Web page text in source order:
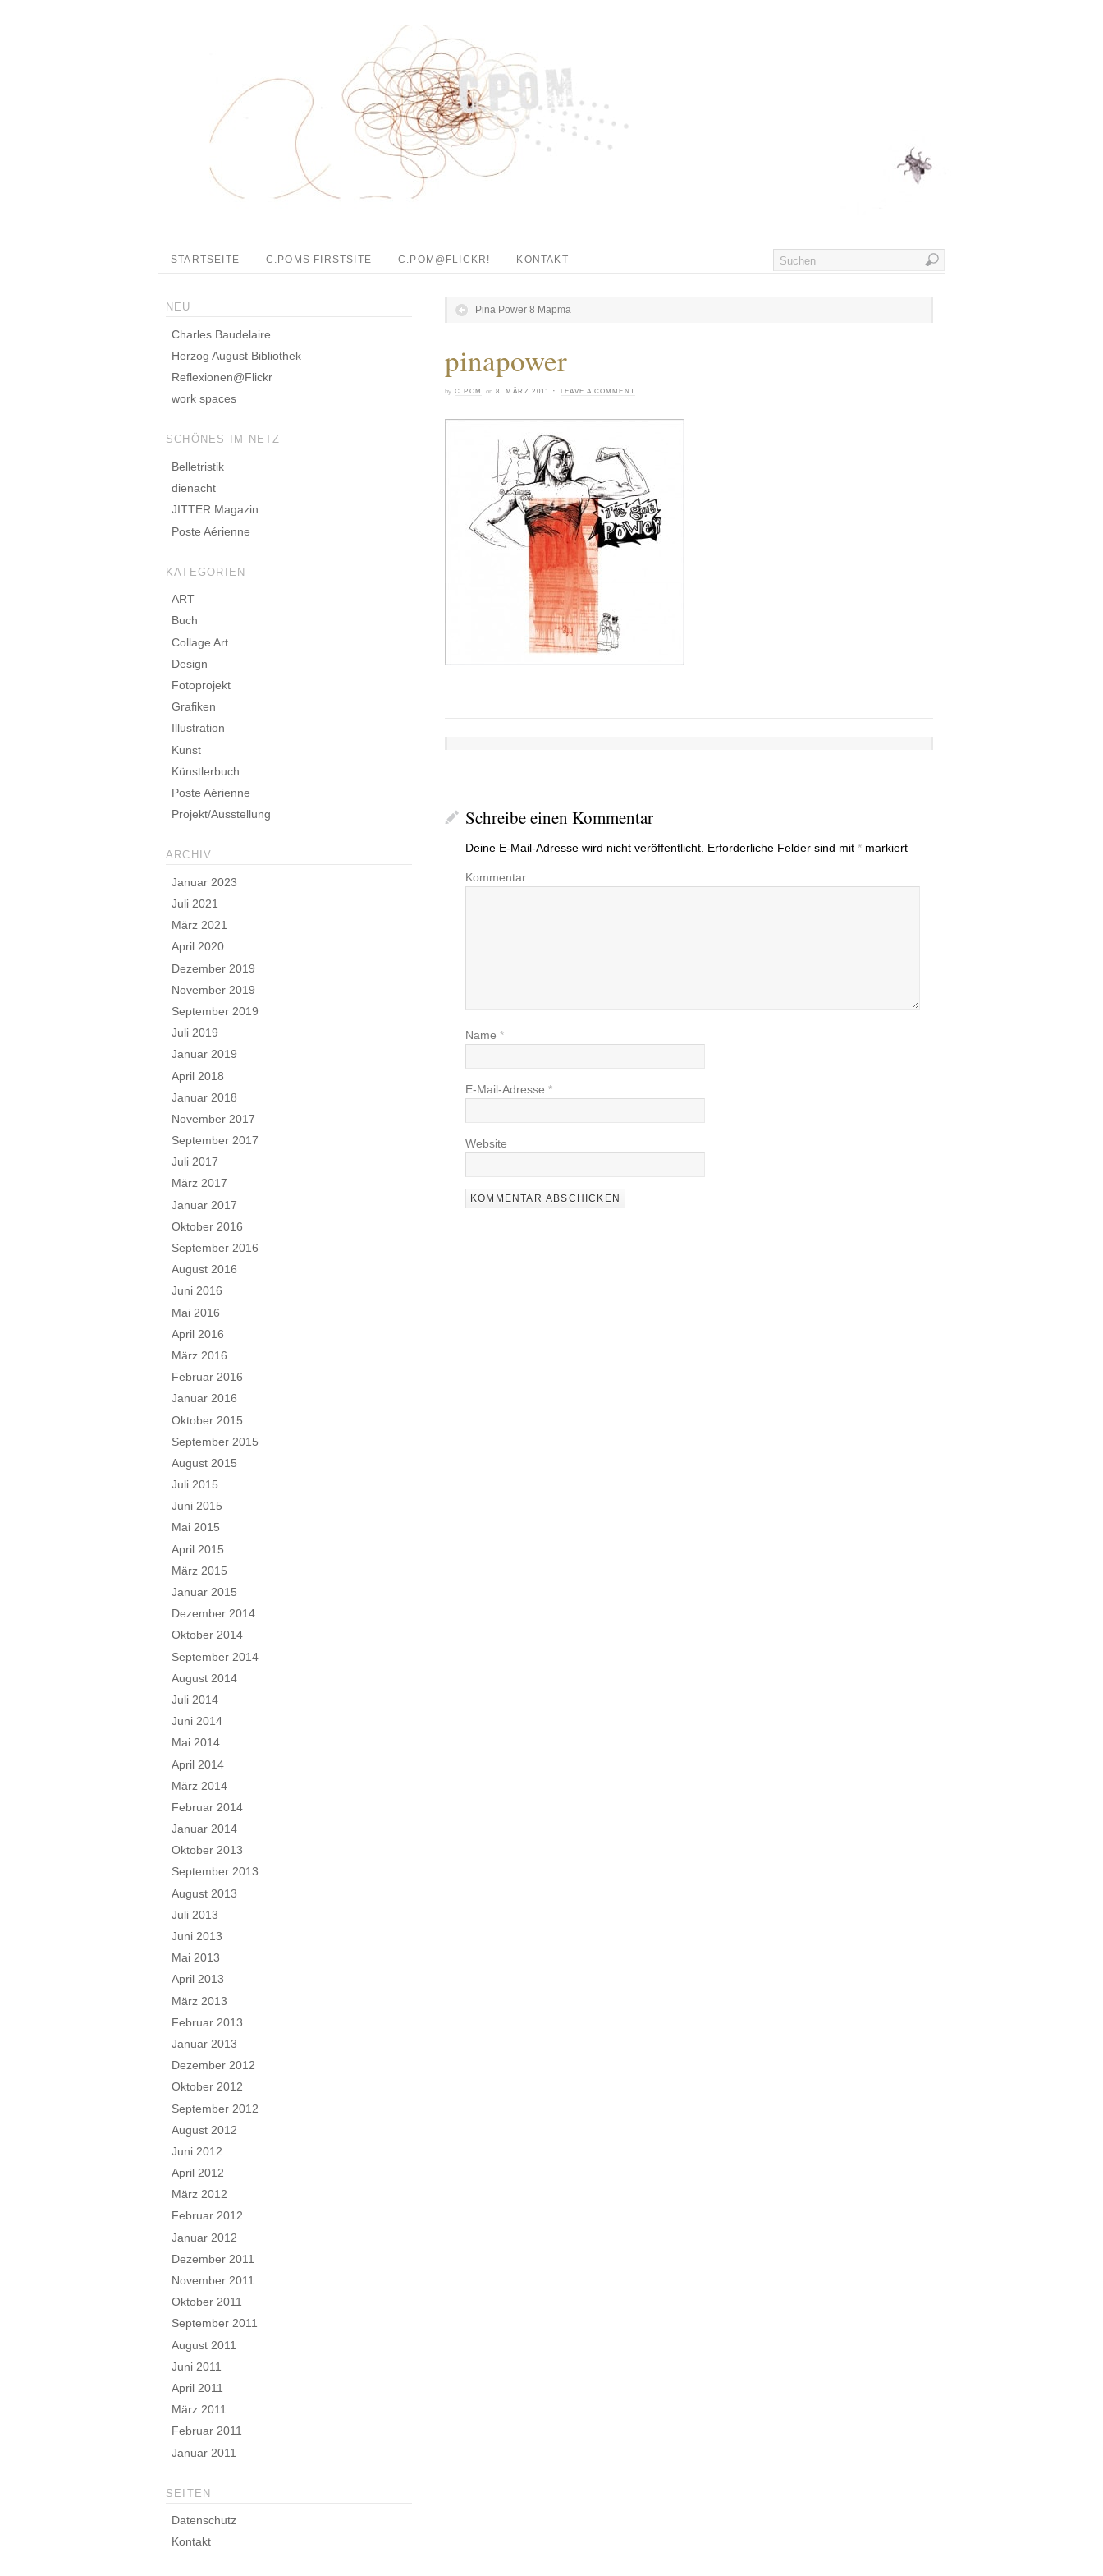
STARTSEITE C.POMS FIRSTSITE C.POM@FLICKR! KONTAKT
Pina Power 8 Mapma
pinapower
by C.POM on 8. MÄRZ 2011 ·LEAVE A COMMENT
Schreibe einen Kommentar
Deine E-Mail-Adresse wird nicht veröffentlicht. Erforderliche Felder sind mit * markiert
Kommentar
Name *
E-Mail-Adresse *
Website
NEU
Charles Baudelaire
Herzog August Bibliothek
Reflexionen@Flickr
work spaces
SCHÖNES IM NETZ
Belletristik
dienacht
JITTER Magazin
Poste Aérienne
KATEGORIEN
ART
Buch
Collage Art
Design
Fotoprojekt
Grafiken
Illustration
Kunst
Künstlerbuch
Poste Aérienne
Projekt/Ausstellung
ARCHIV
Januar 2023
Juli 2021
März 2021
April 2020
Dezember 2019
November 2019
September 2019
Juli 2019
Januar 2019
April 2018
Januar 2018
November 2017
September 2017
Juli 2017
März 2017
Januar 2017
Oktober 2016
September 2016
August 2016
Juni 2016
Mai 2016
April 2016
März 2016
Februar 2016
Januar 2016
Oktober 2015
September 2015
August 2015
Juli 2015
Juni 2015
Mai 2015
April 2015
März 2015
Januar 2015
Dezember 2014
Oktober 2014
September 2014
August 2014
Juli 2014
Juni 2014
Mai 2014
April 2014
März 2014
Februar 2014
Januar 2014
Oktober 2013
September 2013
August 2013
Juli 2013
Juni 2013
Mai 2013
April 2013
März 2013
Februar 2013
Januar 2013
Dezember 2012
Oktober 2012
September 2012
August 2012
Juni 2012
April 2012
März 2012
Februar 2012
Januar 2012
Dezember 2011
November 2011
Oktober 2011
September 2011
August 2011
Juni 2011
April 2011
März 2011
Februar 2011
Januar 2011
SEITEN
Datenschutz
Kontakt